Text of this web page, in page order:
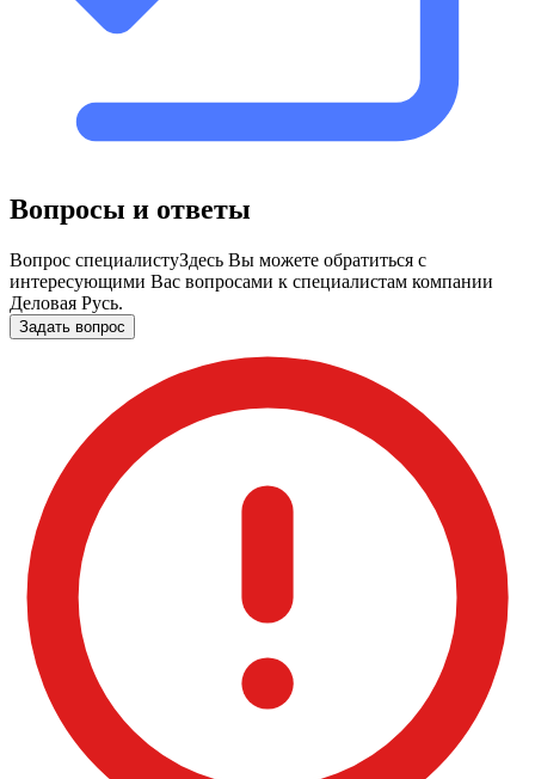
Вопросы и ответы
Вопрос специалистуЗдесь Вы можете обратиться с
интересующими Вас вопросами к специалистам компании
Деловая Русь.
Задать вопрос